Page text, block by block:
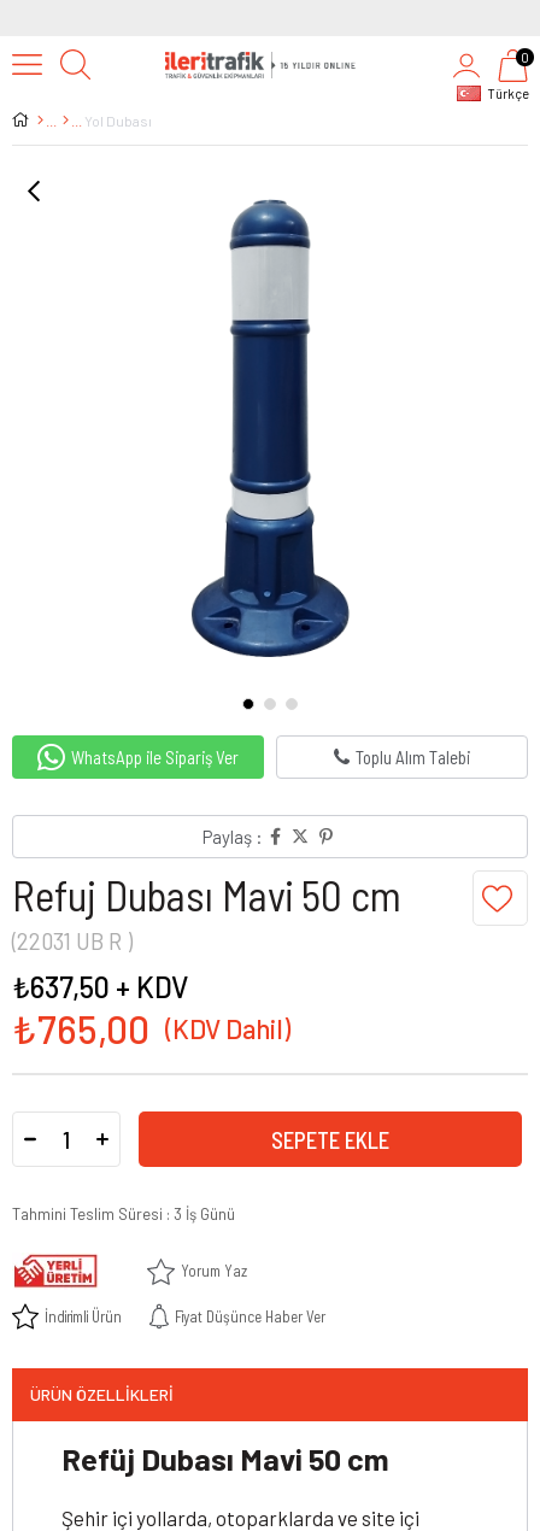
Türkçe
0
Yol Dubası
WhatsApp ile Sipariş Ver Toplu Alım Talebi
Paylaş :
Refuj Dubası Mavi 50 cm
(22031 UB R )
₺765,00
₺637,50 + KDV
Tahmini Teslim Süresi : 3 İş Günü
Yorum Yaz
İndirimli Ürün Fiyat Düşünce Haber Ver
ÜRÜN ÖZELLIKLERI
Refüj Dubası Mavi 50 cm
Şehir içi yollarda, otoparklarda ve site içi